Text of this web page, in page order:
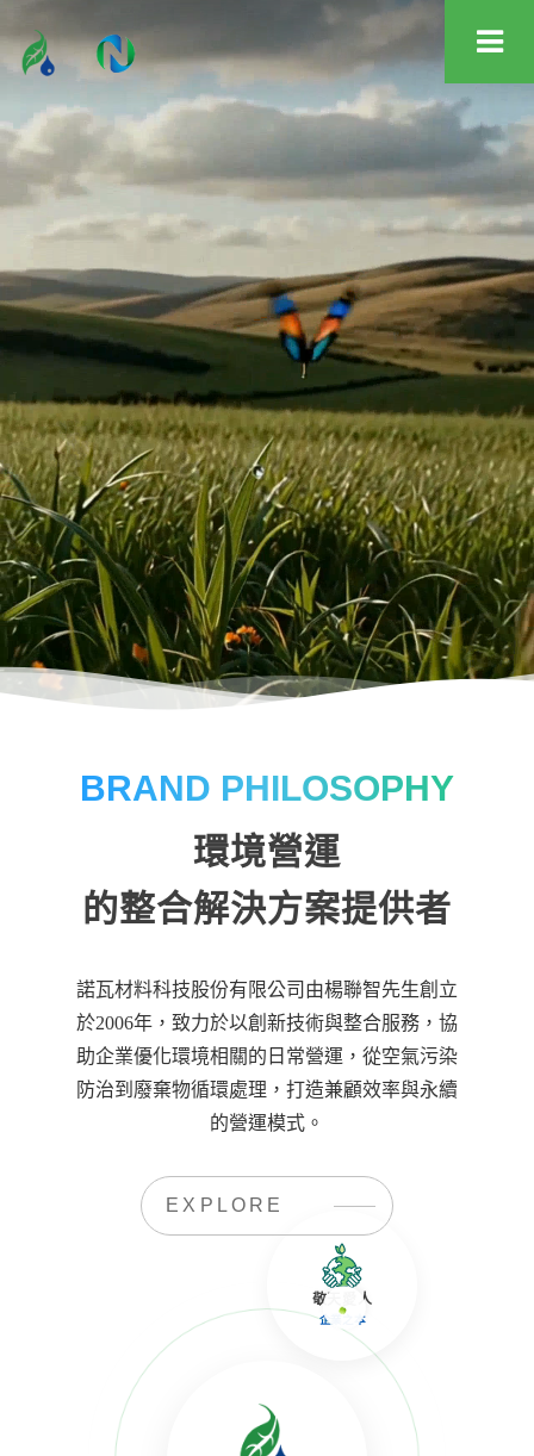
BRAND PHILOSOPHY
環境營運
的整合解決方案提供者
諾瓦材料科技股份有限公司由楊聯智先生創立
於2006年，致力於以創新技術與整合服務，協
助企業優化環境相關的日常營運，從空氣污染
防治到廢棄物循環處理，打造兼顧效率與永續
的營運模式。
EXPLORE
敬天愛人
企業之本